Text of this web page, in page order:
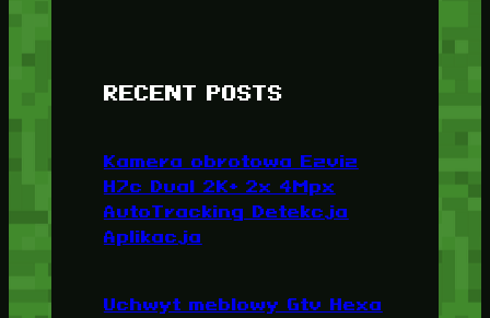
RECENT POSTS
Kamera obrotowa Ezviz
H7c Dual 2K+ 2x 4Mpx
AutoTracking Detekcja
Aplikacja
Uchwyt meblowy Gtv Hexa